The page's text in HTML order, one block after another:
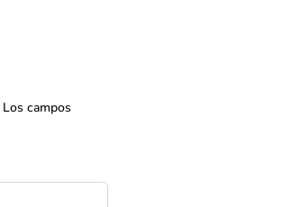
Los campos